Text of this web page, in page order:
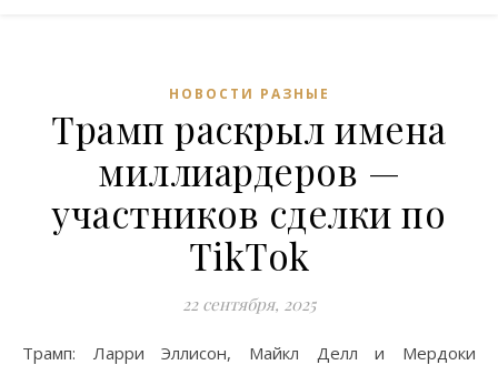
НОВОСТИ РАЗНЫЕ
Трамп раскрыл имена
миллиардеров —
участников сделки по
TikTok
22 сентября, 2025
Трамп: Ларри Эллисон, Майкл Делл и Мердоки